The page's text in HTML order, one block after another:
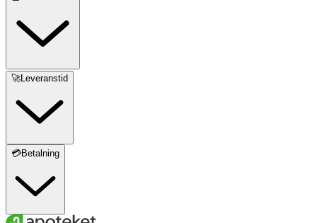
🚀Leveranstid
💳Betalning